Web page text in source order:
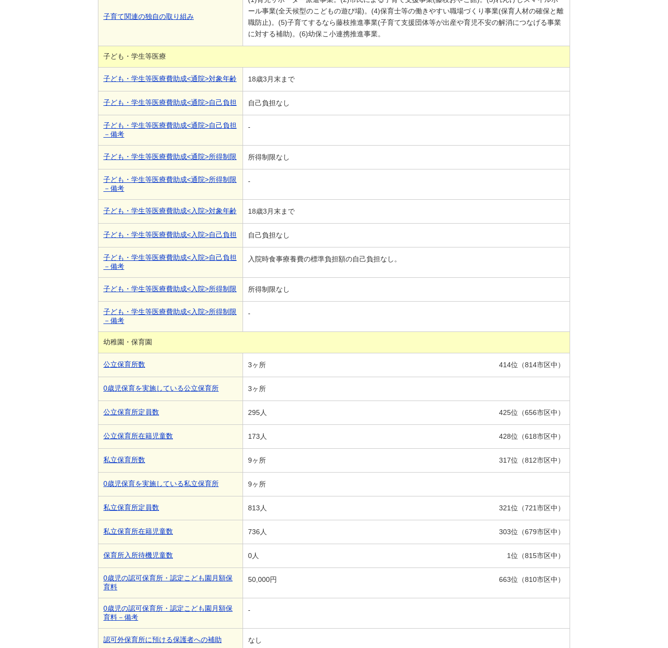
子育て関連の独自の取り組み
ール事業(全天候型のこどもの遊び場)。(4)保育士等の働きやすい職場づくり事業(保育人材の確保と離
職防止)。(5)子育てするなら藤枝推進事業(子育て支援団体等が出産や育児不安の解消につなげる事業
に対する補助)。(6)幼保こ小連携推進事業。
子ども・学生等医療
子ども・学生等医療費助成<通院>対象年齢 18歳3月末まで
子ども・学生等医療費助成<通院>自己負担 自己負担なし
子ども・学生等医療費助成<通院>自己負担
－備考
-
子ども・学生等医療費助成<通院>所得制限 所得制限なし
子ども・学生等医療費助成<通院>所得制限
－備考
-
子ども・学生等医療費助成<入院>対象年齢 18歳3月末まで
子ども・学生等医療費助成<入院>自己負担 自己負担なし
子ども・学生等医療費助成<入院>自己負担
－備考
入院時食事療養費の標準負担額の自己負担なし。
子ども・学生等医療費助成<入院>所得制限 所得制限なし
子ども・学生等医療費助成<入院>所得制限
－備考
-
幼稚園・保育園
公立保育所数 3ヶ所 414位（814市区中）
0歳児保育を実施している公立保育所 3ヶ所
公立保育所定員数 295人 425位（656市区中）
公立保育所在籍児童数 173人 428位（618市区中）
私立保育所数 9ヶ所 317位（812市区中）
0歳児保育を実施している私立保育所 9ヶ所
私立保育所定員数 813人 321位（721市区中）
私立保育所在籍児童数 736人 303位（679市区中）
保育所入所待機児童数 0人 1位（815市区中）
0歳児の認可保育所・認定こども園月額保
育料
50,000円 663位（810市区中）
0歳児の認可保育所・認定こども園月額保
育料－備考
-
認可外保育所に預ける保護者への補助 なし